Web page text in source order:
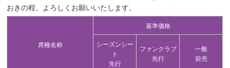
おきの程、よろしくお願いいたします。
席種名称
基準価格
シーズンシー
ト
先行
ファンクラブ
先行
一般
前売